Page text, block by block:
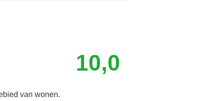
10,0
van wonen.